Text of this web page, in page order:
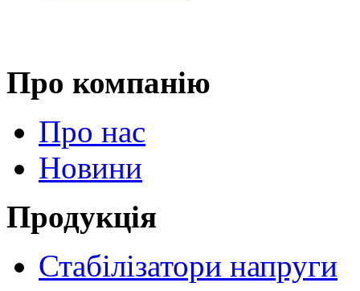
Про компанію
Про нас
Новини
Продукція
Стабілізатори напруги